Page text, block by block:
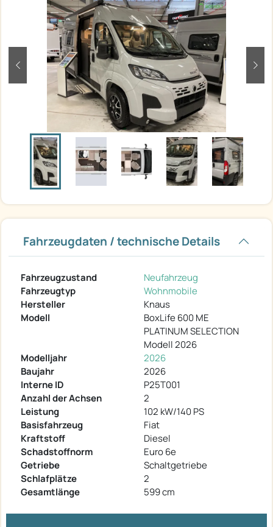
zurück
Fahrzeugdaten / technische Details
Fahrzeugzustand
Neufahrzeug
Fahrzeugtyp
Wohnmobile
Hersteller
Knaus
Modell
BoxLife 600 ME
PLATINUM SELECTION
Modell 2026
Modelljahr
2026
Baujahr
2026
Interne ID
P25T001
Anzahl der Achsen
2
Leistung
102 kW/140 PS
Basisfahrzeug
Fiat
Kraftstoff
Diesel
Schadstoffnorm
Euro 6e
Getriebe
Schaltgetriebe
Schlafplätze
2
Gesamtlänge
599 cm